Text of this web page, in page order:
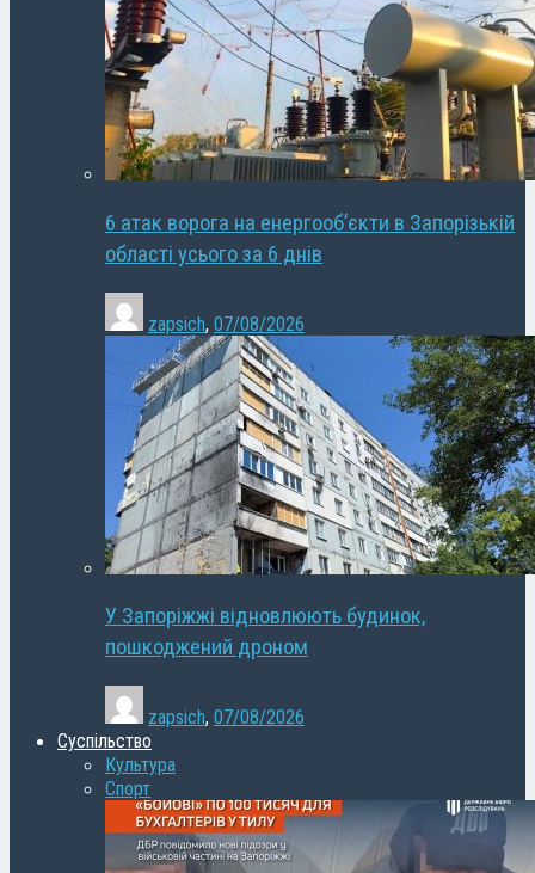
6 атак ворога на енергооб’єкти в Запорізькій
області усього за 6 днів
zapsich, 07/08/2026
У Запоріжжі відновлюють будинок,
пошкоджений дроном
zapsich, 07/08/2026
Суспільство
Культура
Спорт